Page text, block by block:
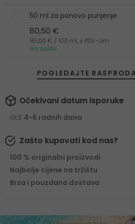
50 ml za ponovo punjenje
80,50 €
161,00 € / 100 ml, s PDV-om
Na zalihi
POGLEDAJTE
Očekivani datum isporuke
GLS 4-6 radnih dana
Zašto kupovati kod nas?
100 % originalni proizvodi
Najbolje cijene na tržištu
Brza i pouzdana dostava